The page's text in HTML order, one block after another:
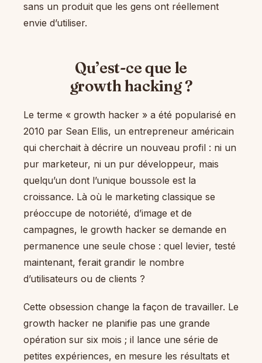
sans un produit que les gens ont réellement
envie d’utiliser.
Qu’est-ce que le
growth hacking ?
Le terme « growth hacker » a été popularisé en
2010 par Sean Ellis, un entrepreneur américain
qui cherchait à décrire un nouveau profil : ni un
pur marketeur, ni un pur développeur, mais
quelqu’un dont l’unique boussole est la
croissance. Là où le marketing classique se
préoccupe de notoriété, d’image et de
campagnes, le growth hacker se demande en
permanence une seule chose : quel levier, testé
maintenant, ferait grandir le nombre
d’utilisateurs ou de clients ?
Cette obsession change la façon de travailler. Le
growth hacker ne planifie pas une grande
opération sur six mois ; il lance une série de
petites expériences, en mesure les résultats et